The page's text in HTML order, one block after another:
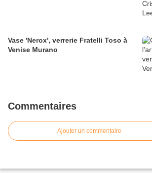
Vase 'Nerox', verrerie Fratelli Toso à
Venise Murano
Commentaires
Ajouter un commentaire